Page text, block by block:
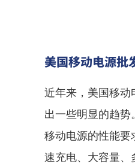
美国移动电源批
近年来，美国移动
出一些明显的趋
移动电源的性能要
速充电、大容量、